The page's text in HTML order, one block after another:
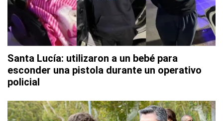
Santa Lucía: utilizaron a un bebé para
esconder una pistola durante un operativo
policial